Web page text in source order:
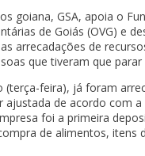
goiana, GSA, apoia o
de Goiás (OVG) e
arrecadações de
que tiveram que
(terça-feira), já foram
ajustada de acordo com
foi a primeira
de alimentos, itens